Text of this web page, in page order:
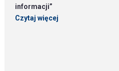
informacji”
Czytaj więcej